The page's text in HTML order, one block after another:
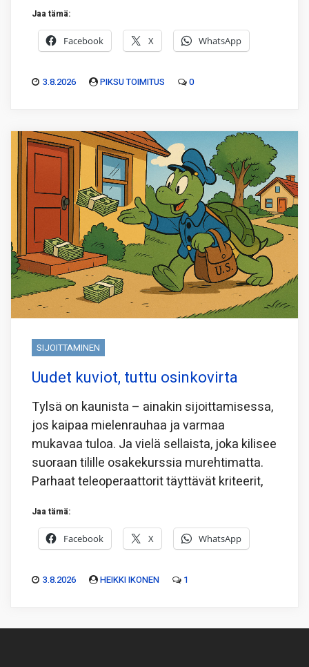
Jaa tämä:
Facebook X WhatsApp
3.8.2026 PIKSU TOIMITUS 0
SIJOITTAMINEN
Uudet kuviot, tuttu osinkovirta
Tylsä on kaunista – ainakin sijoittamisessa,
jos kaipaa mielenrauhaa ja varmaa
mukavaa tuloa. Ja vielä sellaista, joka kilisee
suoraan tilille osakekurssia murehtimatta.
Parhaat teleoperaattorit täyttävät kriteerit,
Jaa tämä:
Facebook X WhatsApp
3.8.2026 HEIKKI IKONEN 1